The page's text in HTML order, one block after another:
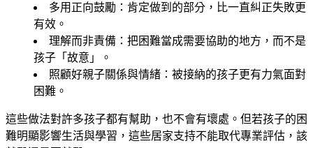
多用正向鼓勵 ：肯定做到的部分，比一直糾正失敗更
有效。
理解而非責備 ：把困難當成需要協助的地方，而不是
孩子「故意」。
照顧好親子關係與情緒 ：被接納的孩子更有力氣面對
困難。
這些做法對許多孩子都有幫助，也不會有壞處。但若孩子的困
難明顯影響生活與學習，這些居家支持不能取代專業評估，該